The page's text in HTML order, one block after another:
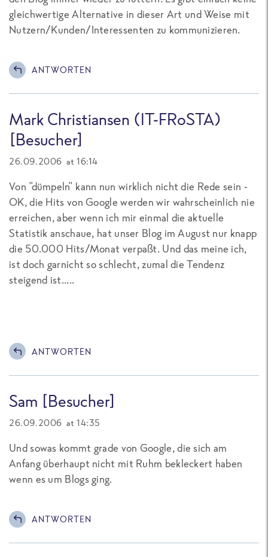
gleichwertige Alternative in dieser Art und Weise mit
Nutzern/Kunden/Interessenten zu kommunizieren.
ANTWORTEN
Mark Christiansen (IT-FRoSTA)
[Besucher]
26.09.2006 at 16:14
Von "dümpeln" kann nun wirklich nicht die Rede sein -
OK, die Hits von Google werden wir wahrscheinlich nie
erreichen, aber wenn ich mir einmal die aktuelle
Statistik anschaue, hat unser Blog im August nur knapp
die 50.000 Hits/Monat verpaßt. Und das meine ich,
ist doch garnicht so schlecht, zumal die Tendenz
steigend ist.....
ANTWORTEN
Sam [Besucher]
26.09.2006 at 14:35
Und sowas kommt grade von Google, die sich am
Anfang überhaupt nicht mit Ruhm bekleckert haben
wenn es um Blogs ging.
ANTWORTEN